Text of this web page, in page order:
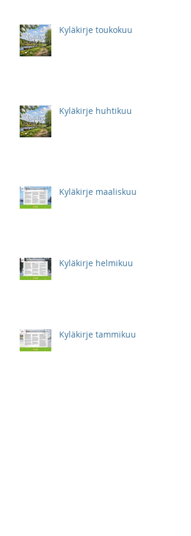
Kyläkirje toukokuu
Kyläkirje huhtikuu
Kyläkirje maaliskuu
Kyläkirje helmikuu
Kyläkirje tammikuu